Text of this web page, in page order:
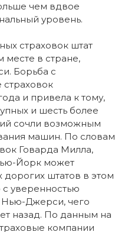
чем вдвое
уровень.
страховок штат
месте в стране,
Борьба с
и привела к тому,
и шесть более
сочли возможным
машин. По словам
Говарда Милла,
Йорк может
дорогих штатов в этом
уверенностью
Нью-Джерси, чего
назад. По данным на
компании